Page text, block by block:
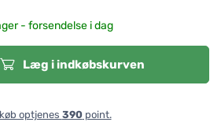
- forsendelse i dag
Læg i indkøbskurven
optjenes 390point.